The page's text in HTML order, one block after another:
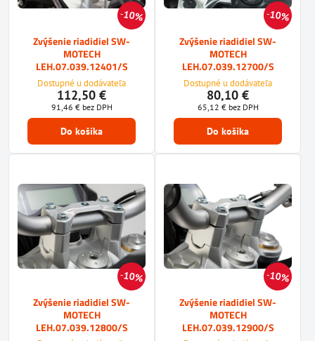
10%
Zvýšenie riadidiel SW-
MOTECH
LEH.07.039.12401/S
Dostupné u dodávateľa
112,50 €
91,46 € bez DPH
Do košíka
10%
Zvýšenie riadidiel SW-
MOTECH
LEH.07.039.12700/S
Dostupné u dodávateľa
80,10 €
65,12 € bez DPH
Do košíka
10%
Zvýšenie riadidiel SW-
MOTECH
LEH.07.039.12800/S
10%
Zvýšenie riadidiel SW-
MOTECH
LEH.07.039.12900/S